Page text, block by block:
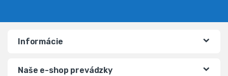
Informácie
Naše e-shop prevádzky